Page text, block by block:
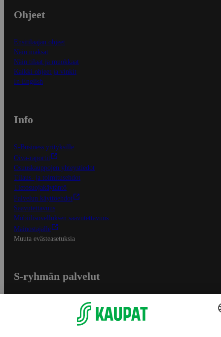
Ohjeet
Ensitilaajan ohjeet
Näin maksat
Näin tilaat ja muokkaat
Kaikki ohjeet ja vinkit
In English
Info
S-Business yrityksille
Oiva-raportit
Osuuskauppojen yhteystiedot
Tilaus- ja toimitusehdot
Tietosuojakäytäntö
Palvelun käyttöehdot
Saavutettavuus
Mobiilisovelluksen saavutettavuus
Mainostajalle
Muuta evästeasetuksia
S-ryhmän palvelut
Yhteishyvä Ruoka -sovellus